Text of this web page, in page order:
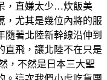
，直嫌太少…炊飯美
，尤其是幾位內將的服
隨著北陸新幹線沿伸到
直飛，讓北陸不在只是
，不然是日本三大聖